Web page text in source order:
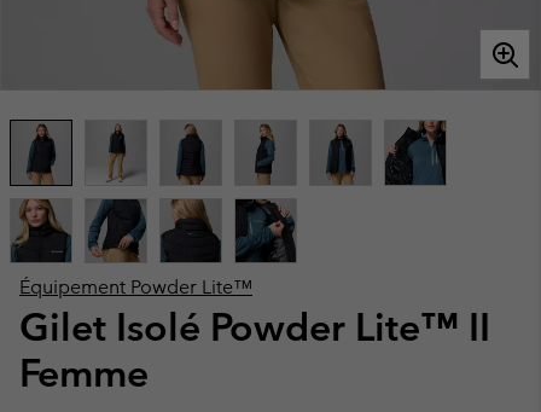
Équipement Powder Lite™
Gilet Isolé Powder Lite™ II
Femme